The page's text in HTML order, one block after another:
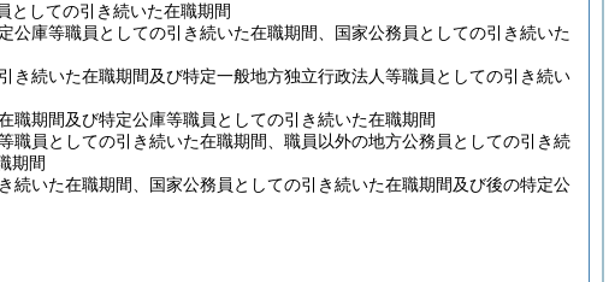
としての引き続いた在職期間
公庫等職員としての引き続いた在職期間、国家公務員としての引き続いた
き続いた在職期間及び特定一般地方独立行政法人等職員としての引き続い
職期間及び特定公庫等職員としての引き続いた在職期間
職員としての引き続いた在職期間、職員以外の地方公務員としての引き続
期間
続いた在職期間、国家公務員としての引き続いた在職期間及び後の特定公